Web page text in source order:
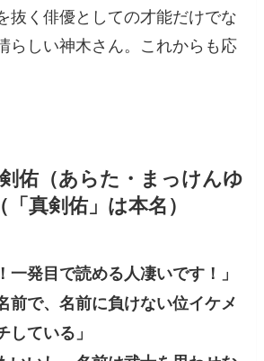
抜く俳優としての才能だけでな
らしい神木さん。これからも応
佑（あらた・まっけんゆ
真剣佑」は本名）
一発目で読める人凄いです！」
前で、名前に負けない位イケメ
している」